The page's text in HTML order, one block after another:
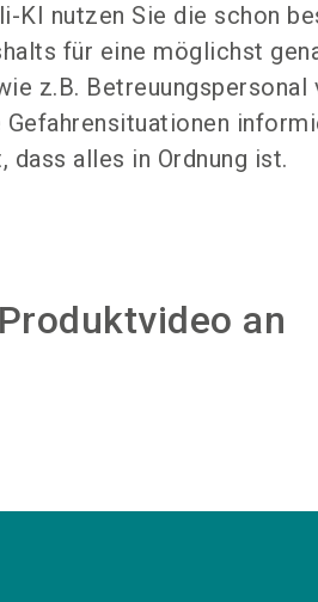
KI nutzen Sie die schon
für eine möglichst
z.B.
dass alles in Ordnung ist.
an